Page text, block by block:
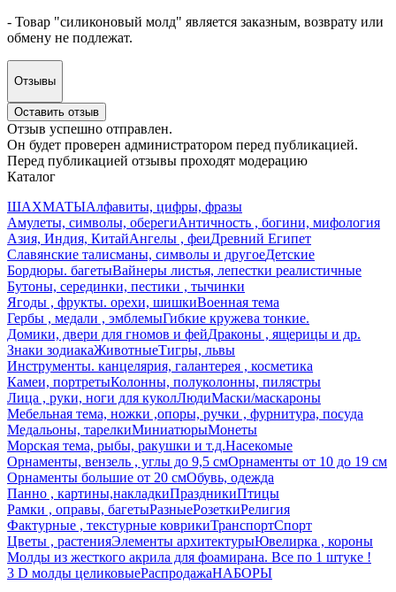
- Товар "силиконовый молд" является заказным, возврату или
обмену не подлежат.
Отзывы
Оставить отзыв
Отзыв успешно отправлен.
Он будет проверен администратором перед публикацией.
Перед публикацией отзывы проходят модерацию
Каталог
ШАХМАТЫАлфавиты, цифры, фразы
Амулеты, символы, оберегиАнтичность , богини, мифология
Азия, Индия, КитайАнгелы , феиДревний Египет
Славянские талисманы, символы и другоеДетские
Бордюры. багетыВайнеры листья, лепестки реалистичные
Бутоны, серединки, пестики , тычинки
Ягоды , фрукты. орехи, шишкиВоенная тема
Гербы , медали , эмблемыГибкие кружева тонкие.
Домики, двери для гномов и фейДраконы , ящерицы и др.
Знаки зодиакаЖивотныеТигры, львы
Инструменты. канцелярия, галантерея , косметика
Камеи, портретыКолонны, полуколонны, пилястры
Лица , руки, ноги для куколЛюдиМаски/маскароны
Мебельная тема, ножки ,опоры, ручки , фурнитура, посуда
Медальоны, тарелкиМиниатюрыМонеты
Морская тема, рыбы, ракушки и т.д.Насекомые
Орнаменты, вензель , углы до 9,5 смОрнаменты от 10 до 19 см
Орнаменты большие от 20 смОбувь, одежда
Панно , картины,накладкиПраздникиПтицы
Рамки , оправы, багетыРазныеРозеткиРелигия
Фактурные , текстурные коврикиТранспортСпорт
Цветы , растенияЭлементы архитектурыЮвелирка , короны
Молды из жесткого акрила для фоамирана. Все по 1 штуке !
3 D молды целиковыеРаспродажаНАБОРЫ